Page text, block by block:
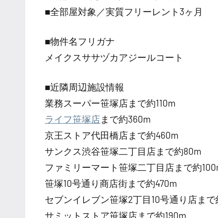
■全部屋対象／実質フリーレント3ヶ月
■物件名フリガナ
メイクスササヅカアジールコート
■近隣周辺施設情報
業務スーパー笹塚店まで約110m
ライフ笹塚店まで約360m
京王ストア代田橋店まで約460m
サンクス渋谷笹塚二丁目店まで約80m
ファミリーマート笹塚二丁目店まで約
笹塚10号通り商店街まで約470m
セブンイレブン笹塚2丁目10号通り店まで
サミットストア笹塚店まで約190m